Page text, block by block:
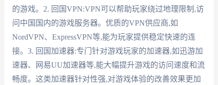
的游戏。2. 回国VPN:VPN可以帮助玩家绕过地理限制,访
问中国国内的游戏服务器。优质的VPN供应商,如
NordVPN、ExpressVPN等,能为玩家提供稳定快速的连
接。3. 回国加速器:专门针对游戏玩家的加速器,如迅游加
速器、网易UU加速器等,能大幅提升游戏的访问速度和流
畅度。这类加速器针对性强,对游戏体验的改善效果更加